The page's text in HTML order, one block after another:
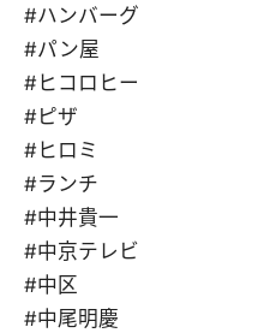
#ハンバーグ
#パン屋
#ヒコロヒー
#ピザ
#ヒロミ
#ランチ
#中井貴一
#中京テレビ
#中区
#中尾明慶